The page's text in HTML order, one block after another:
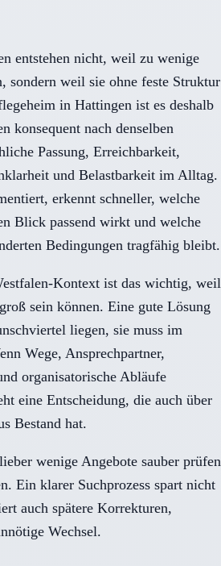
entstehen nicht, weil zu wenige
sondern weil sie ohne feste Struktur
in Hattingen ist es deshalb
konsequent nach denselben
Passung, Erreichbarkeit,
und Belastbarkeit im Alltag.
erkennt schneller, welche
Blick passend wirkt und welche
Bedingungen tragfähig bleibt.
Kontext ist das wichtig, weil
sein können. Eine gute Lösung
liegen, sie muss im
Wege, Ansprechpartner,
organisatorische Abläufe
eine Entscheidung, die auch über
Bestand hat.
wenige Angebote sauber prüfen
Ein klarer Suchprozess spart nicht
auch spätere Korrekturen,
Wechsel.